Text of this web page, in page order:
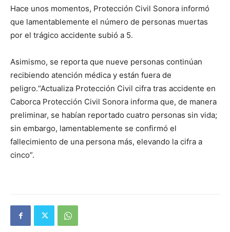
Hace unos momentos, Protección Civil Sonora informó
que lamentablemente el número de personas muertas
por el trágico accidente subió a 5.
Asimismo, se reporta que nueve personas continúan
recibiendo atención médica y están fuera de
peligro.“Actualiza Protección Civil cifra tras accidente en
Caborca Protección Civil Sonora informa que, de manera
preliminar, se habían reportado cuatro personas sin vida;
sin embargo, lamentablemente se confirmó el
fallecimiento de una persona más, elevando la cifra a
cinco”.